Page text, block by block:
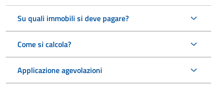
Su quali immobili si deve pagare?
Come si calcola?
Applicazione agevolazioni